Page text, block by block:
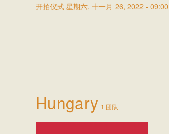
开拍仪式 星期六, 十一月 26, 2022 - 09:00
Hungary 1 团队